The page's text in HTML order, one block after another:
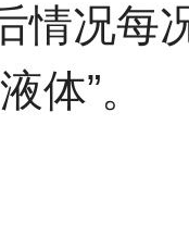
情况每
体”。